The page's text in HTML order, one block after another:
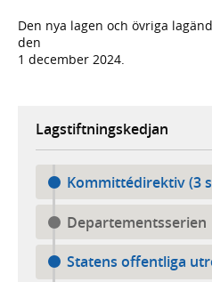
Den nya lagen och övriga
den
1 december 2024.
Lagstiftningskedjan
Kommittédirektiv (3
Departementsserien
Statens offentliga